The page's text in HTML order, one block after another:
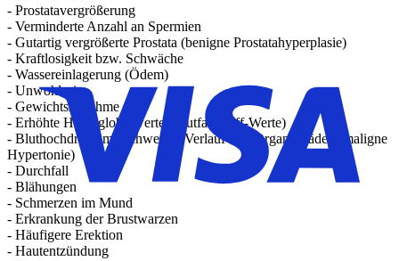
- Prostatavergrößerung
- Verminderte Anzahl an Spermien
- Gutartig vergrößerte Prostata (benigne Prostatahyperplasie)
- Kraftlosigkeit bzw. Schwäche
- Wassereinlagerung (Ödem)
- Unwohlsein
- Gewichtszunahme
- Erhöhte Hämoglobinwerte (Blutfarbstoff-Werte)
- Bluthochdruck mit schwerem Verlauf und Organschäden (maligne
Hypertonie)
- Durchfall
- Blähungen
- Schmerzen im Mund
- Erkrankung der Brustwarzen
- Häufigere Erektion
- Hautentzündung